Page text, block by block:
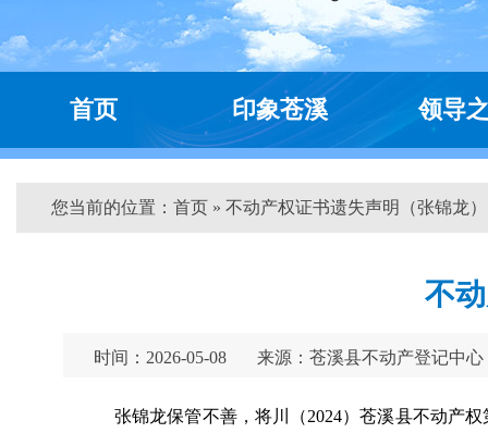
首页 印象苍溪 领导
您当前的位置： 首页 » 不动产权证书遗失声明（张锦龙
不
时间：2026-05-08 来源：苍溪县不动产登记中心
张锦龙保管不善，将川（2024）苍溪县不动产